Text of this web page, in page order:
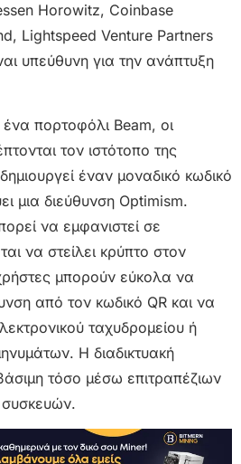
Horowitz, Coinbase
Lightspeed Venture Partners
υπεύθυνη για την ανάπτυξη
πορτοφόλι Beam, οι
τον ιστότοπο της
έναν μοναδικό κωδικό
μια διεύθυνση Optimism.
να εμφανιστεί σε
να στείλει κρύπτο στον
μπορούν εύκολα να
από τον κωδικό QR και να
ταχυδρομείου ή
Η διαδικτυακή
τόσο μέσω επιτραπέζιων